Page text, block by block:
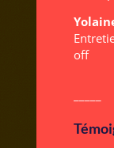
off